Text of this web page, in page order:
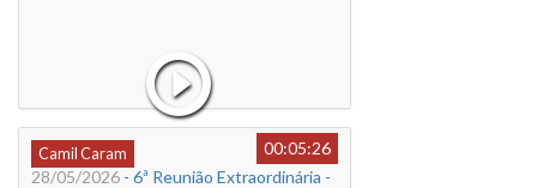
Camil Caram
00:05:26
28/05/2026 - 6ª Reunião Extraordinária -